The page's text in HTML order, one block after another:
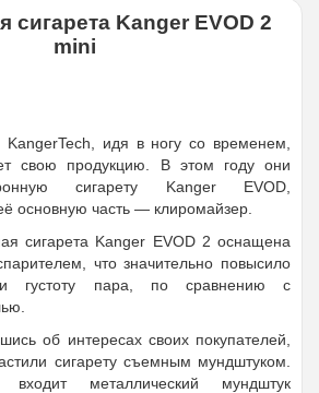
сигарета Kanger EVOD 2
mini
идя в ногу со временем,
свою продукцию. В этом году они
сигарету Kanger EVOD,
основную часть — клиромайзер.
сигарета Kanger EVOD 2 оснащена
что значительно повысило
и густоту пара, по сравнению с
об интересах своих покупателей,
сигарету съемным мундштуком.
металлический мундштук